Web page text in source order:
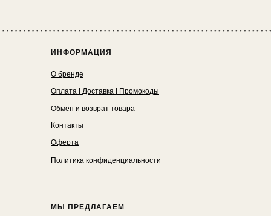
ИНФОРМАЦИЯ
МЫ ПРЕДЛАГАЕМ
О бренде
Оплата | Доставка | Промокоды
Обмен и возврат товара
Контакты
Оферта
Политика конфиденциальности